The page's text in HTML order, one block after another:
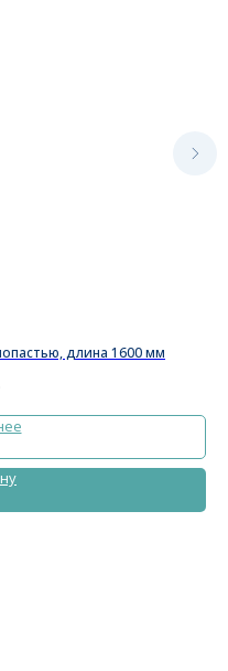
длина 1600 мм